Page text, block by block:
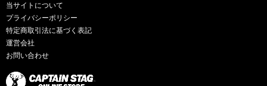
当サイトについて
プライバシーポリシー
特定商取引法に基づく表記
運営会社
お問い合わせ